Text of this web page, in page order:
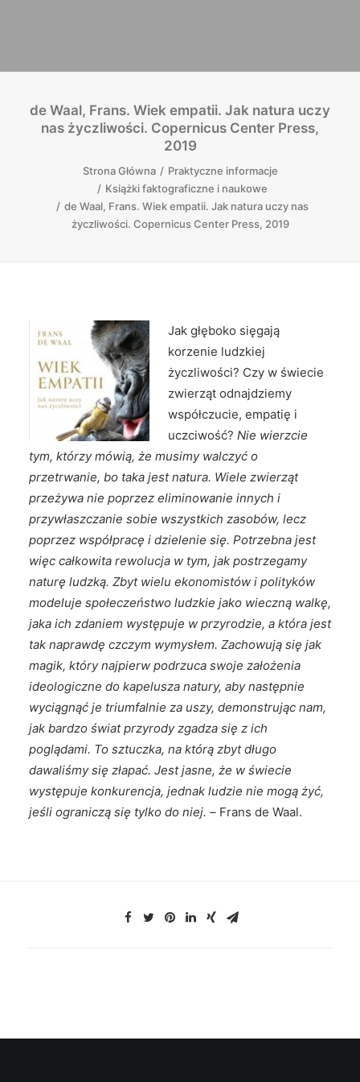
de Waal, Frans. Wiek empatii. Jak natura uczy
nas życzliwości. Copernicus Center Press,
2019
Strona Główna
Praktyczne informacje
Książki faktograficzne i naukowe
de Waal, Frans. Wiek empatii. Jak natura uczy nas
życzliwości. Copernicus Center Press, 2019
Jak głęboko sięgają
korzenie ludzkiej
życzliwości? Czy w świecie
zwierząt odnajdziemy
współczucie, empatię i
uczciwość? Nie wierzcie
tym, którzy mówią, że musimy walczyć o
przetrwanie, bo taka jest natura. Wiele zwierząt
przeżywa nie poprzez eliminowanie innych i
przywłaszczanie sobie wszystkich zasobów, lecz
poprzez współpracę i dzielenie się. Potrzebna jest
więc całkowita rewolucja w tym, jak postrzegamy
naturę ludzką. Zbyt wielu ekonomistów i polityków
modeluje społeczeństwo ludzkie jako wieczną walkę,
jaka ich zdaniem występuje w przyrodzie, a która jest
tak naprawdę czczym wymysłem. Zachowują się jak
magik, który najpierw podrzuca swoje założenia
ideologiczne do kapelusza natury, aby następnie
wyciągnąć je triumfalnie za uszy, demonstrując nam,
jak bardzo świat przyrody zgadza się z ich
poglądami. To sztuczka, na którą zbyt długo
dawaliśmy się złapać. Jest jasne, że w świecie
występuje konkurencja, jednak ludzie nie mogą żyć,
jeśli ograniczą się tylko do niej. – Frans de Waal.